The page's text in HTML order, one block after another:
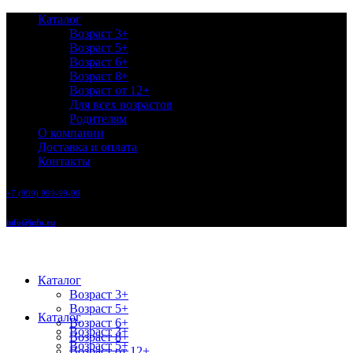
Каталог
Возраст 3+
Возраст 5+
Возраст 6+
Возраст 8+
Возраст от 12+
Для всех возрастов
Родителям
О компании
Доставка и оплата
Контакты
+7 (999) 999-99-99
info@info.ru
Каталог
Возраст 3+
Возраст 5+
Возраст 6+
Возраст 8+
Каталог
Возраст 3+
Возраст 5+